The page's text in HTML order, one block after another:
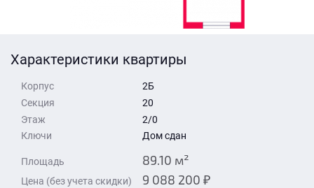
Характеристики квартиры
Корпус
2Б
Секция
20
Этаж
2/0
Ключи
Дом сдан
Площадь 89.10 м²
Цена (без учета скидки) 9 088 200 ₽
Отправить